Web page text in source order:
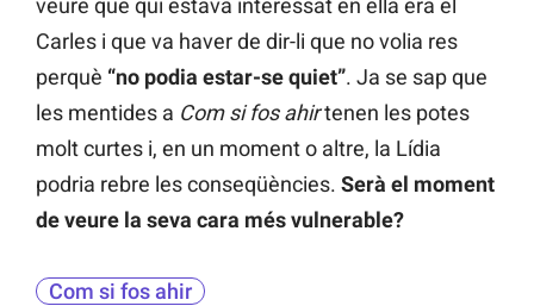
veure que qui estava interessat en ella era el
Carles i que va haver de dir-li que no volia res
perquè “no podia estar-se quiet”. Ja se sap que
les mentides a Com si fos ahirtenen les potes
molt curtes i, en un moment o altre, la Lídia
podria rebre les conseqüències. Serà el moment
de veure la seva cara més vulnerable?
Com si fos ahir